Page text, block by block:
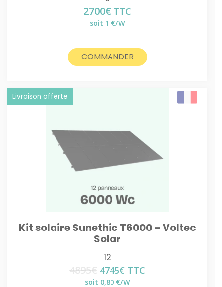
2700€ TTC
soit 1 €/W
COMMANDER
Kit solaire Sunethic T6000 – Voltec
Solar
Livraison offerte
12
4895€ Le
prix
4745€ Le
prix
TTC
soit 0,80 €/W